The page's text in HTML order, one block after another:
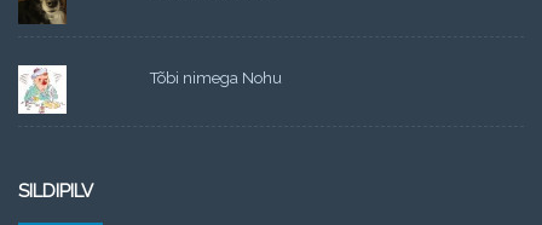
Tõbi nimega Nohu
SILDIPILV